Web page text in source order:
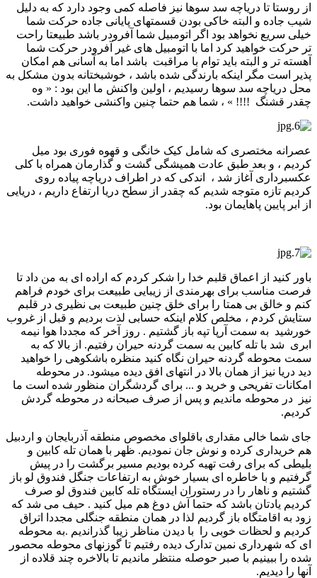
از روستا تا دریاچه سد سوها نیز فاصله کمی وجود دارد که به دلیل
شیب جاده و البته خاکی بودن قسمتهای پایانی جاده حرکت شما
خیلی سریع نخواهد بود اگر اتومبیل شما آفرودر باشد طبیعتا راحت
تر حرکت خواهید کرد اما با اتومبیل های غیر آفرودر حرکت شما
آهسته تر و البته باید توام با مراقبت باشد اما به آسانی هم امکان
پذیر است مگر اینکه بارندگی شده باشد ، خوشبختانه بدون مشکل به
محل دریاچه سد سوها رسیدیم ، اولین واکنش ما این بود : « وه
چقدر قشنگ !!!! » ، شما هم حتما چنین واکنشی خواهید داشت.
عصرانه مختصری که شامل کیک خانگی و قهوه فوری بود میل
کردیم ، و بعد طبق عادت همیشگی گشت و گذارمان همراه با کلی
عکسبرداری آغاز شد ، اندکی که در اطراف دریاچه پیاده روی
کردیم تازه متوجه شدیم که چقدر از سطح دریا ارتفاع داریم ، دریایی
از ابر پایین پاهایمان بود.
باور کنید از اعماق قلبم خدا را شکر کردم که اراده ای به من داد تا
فرصت مناسب برای بهرمندی از زیبایی طبیعت برای خودم فراهم
کنم و خالق بی همتا را برای خلق چنین طبیعت بی نظیری در قلبم
ستایش کردم ، مخلص کلام اینکه حسابی لذت بردیم و قبل از غروب
خورشید به سمت آرپا تپه باز گشتیم . روز آخر که مجددا هوا نیمه
ابری شد با تله کابین به سمت گردنه حیران رفتیم. از بالا که به
سمت محوطه گردنه حیران نگاه کنید منظره باشکوهی را خواهید
دید دریا نیز از همان بالا در انتهای افق دیده میشود. در محوطه
امکانات تفریحی و خرید و ... برای گردشگران منظور شده است ما
نیز در محوطه ماندیم و پس از صرف صبحانه در محوطه گردش
کردیم.
جای شما خالی مقداری باقلوای مخصوص منطقه آذربایجان و اردبیل
هم خریداری کرده و نوش جان نمودیم. ظهر با همان تله کابین و
بلیطی که برای رفت تهیه کرده بودیم مسیر برگشت را در پیش
گرفتیم و با خاطره ای بسیار خوش به ارتفاعات جنگل فندوق لو باز
گشتیم و ناهار را در رستوران ایستگاه تله کابین فندوق لو صرف
کردیم یادتان باشد که حتما آش دوغ هم میل کنید . حیف می شد که
زود به اقامتگاه باز گردیم لذا در همان منطقه جنگلی مجددا اتراق
کردیم و لحظات خوبی را با دیدن مناظر زیبا گذراندیم .به محوطه
ای که شهرداری نمین تدارک دیده رفتیم تا گوزنهای محوطه محصور
شده را ببینیم با صبر حوصله منتظر ماندیم تا بالاخره چند قلاده از
آنها را دیدیم.